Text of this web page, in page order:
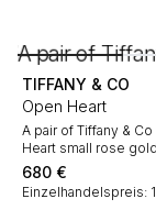
TIFFANY & CO
Open Heart
A pair of Tiffany &
Heart small rose
680 €
Einzelhandelspreis: